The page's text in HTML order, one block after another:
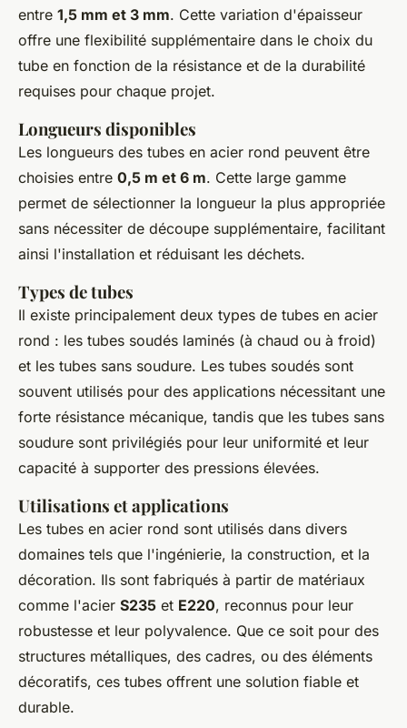
entre 1,5 mm et 3 mm. Cette variation d'épaisseur
offre une flexibilité supplémentaire dans le choix du
tube en fonction de la résistance et de la durabilité
requises pour chaque projet.
Longueurs disponibles
Les longueurs des tubes en acier rond peuvent être
choisies entre 0,5 m et 6 m. Cette large gamme
permet de sélectionner la longueur la plus appropriée
sans nécessiter de découpe supplémentaire, facilitant
ainsi l'installation et réduisant les déchets.
Types de tubes
Il existe principalement deux types de tubes en acier
rond : les tubes soudés laminés (à chaud ou à froid)
et les tubes sans soudure. Les tubes soudés sont
souvent utilisés pour des applications nécessitant une
forte résistance mécanique, tandis que les tubes sans
soudure sont privilégiés pour leur uniformité et leur
capacité à supporter des pressions élevées.
Utilisations et applications
Les tubes en acier rond sont utilisés dans divers
domaines tels que l'ingénierie, la construction, et la
décoration. Ils sont fabriqués à partir de matériaux
comme l'acier S235 et E220, reconnus pour leur
robustesse et leur polyvalence. Que ce soit pour des
structures métalliques, des cadres, ou des éléments
décoratifs, ces tubes offrent une solution fiable et
durable.